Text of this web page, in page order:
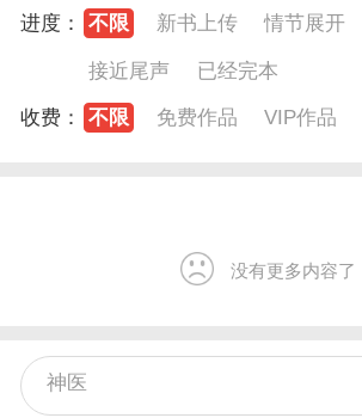
进度：
不限 新书上传 情节展开
接近尾声
已经完本
收费：
不限 免费作品 VIP作品
没有更多内容了